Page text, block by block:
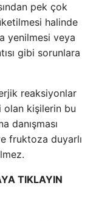
pek çok
halinde
yenilmesi veya
gibi sorunlara
reaksiyonlar
olan kişilerin bu
danışması
fruktoza duyarlı
TIKLAYIN